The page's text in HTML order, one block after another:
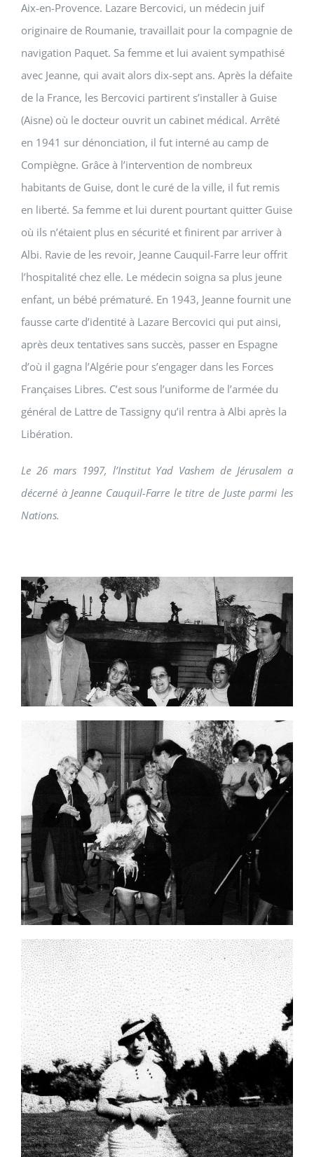
Aix-en-Provence. Lazare Bercovici, un médecin juif
originaire de Roumanie, travaillait pour la compagnie de
navigation Paquet. Sa femme et lui avaient sympathisé
avec Jeanne, qui avait alors dix-sept ans. Après la défaite
de la France, les Bercovici partirent s’installer à Guise
(Aisne) où le docteur ouvrit un cabinet médical. Arrêté
en 1941 sur dénonciation, il fut interné au camp de
Compiègne. Grâce à l’intervention de nombreux
habitants de Guise, dont le curé de la ville, il fut remis
en liberté. Sa femme et lui durent pourtant quitter Guise
où ils n’étaient plus en sécurité et finirent par arriver à
Albi. Ravie de les revoir, Jeanne Cauquil-Farre leur offrit
l’hospitalité chez elle. Le médecin soigna sa plus jeune
enfant, un bébé prématuré. En 1943, Jeanne fournit une
fausse carte d’identité à Lazare Bercovici qui put ainsi,
après deux tentatives sans succès, passer en Espagne
d’où il gagna l’Algérie pour s’engager dans les Forces
Françaises Libres. C’est sous l’uniforme de l’armée du
général de Lattre de Tassigny qu’il rentra à Albi après la
Libération.
Le 26 mars 1997, l’Institut Yad Vashem de Jérusalem a
décerné à Jeanne Cauquil-Farre le titre de Juste parmi les
Nations.